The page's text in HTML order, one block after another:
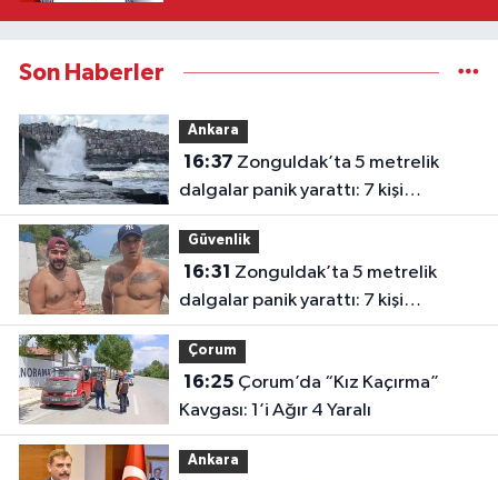
Son Haberler
Ankara
16:37
dalgalar panik yarattı: 7 kişi
kurtarıldı
Güvenlik
16:31
dalgalar panik yarattı: 7 kişi
kurtarıldı
Çorum
16:25
Kavgası: 1’i Ağır 4 Yaralı
Ankara